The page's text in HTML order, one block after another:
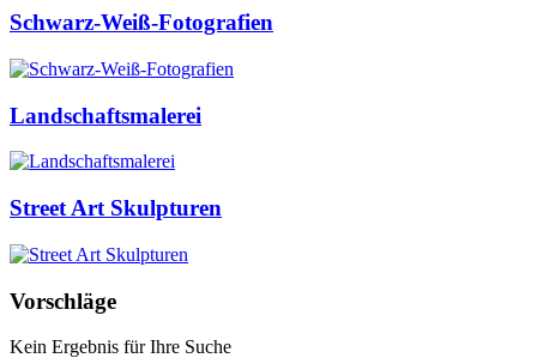
Schwarz-Weiß-Fotografien
Landschaftsmalerei
Street Art Skulpturen
Vorschläge
Kein Ergebnis für Ihre Suche